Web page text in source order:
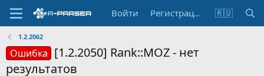
Войти Регистрация 🇷🇺
1.2.2062
Ошибка [1.2.2050] Rank::MOZ - нет
результатов